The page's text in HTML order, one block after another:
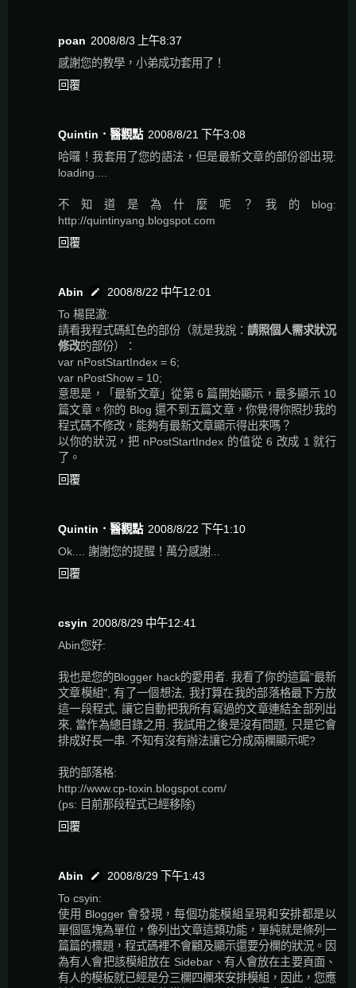
poan 2008/8/3 上午8:37
感謝您的教學，小弟成功套用了！
回覆
Quintin．醫觀點 2008/8/21 下午3:08
哈囉！我套用了您的語法，但是最新文章的部份卻出現:
loading....
不知道是為什麼呢？我的blog:
http://quintinyang.blogspot.com
回覆
Abin
2008/8/22 中午12:01
To 楊昆澈:
請看我程式碼紅色的部份（就是我說： 請照個人需求狀況
修改的部份）：
var nPostStartIndex = 6;
var nPostShow = 10;
意思是，「最新文章」從第 6 篇開始顯示，最多顯示 10
篇文章。你的 Blog 還不到五篇文章，你覺得你照抄我的
程式碼不修改，能夠有最新文章顯示得出來嗎？
以你的狀況，把 nPostStartIndex 的值從 6 改成 1 就行
了。
回覆
Quintin．醫觀點 2008/8/22 下午1:10
Ok.... 謝謝您的提醒！萬分感謝...
回覆
csyin 2008/8/29 中午12:41
Abin您好:
我也是您的Blogger hack的愛用者. 我看了你的這篇"最新
文章模組", 有了一個想法, 我打算在我的部落格最下方放
這一段程式, 讓它自動把我所有寫過的文章連結全部列出
來, 當作為總目錄之用. 我試用之後是沒有問題, 只是它會
排成好長一串. 不知有沒有辦法讓它分成兩欄顯示呢?
我的部落格:
http://www.cp-toxin.blogspot.com/
(ps: 目前那段程式已經移除)
回覆
Abin
2008/8/29 下午1:43
To csyin:
使用 Blogger 會發現，每個功能模組呈現和安排都是以
單個區塊為單位，像列出文章這類功能，單純就是條列一
篇篇的標題，程式碼裡不會顧及顯示還要分欄的狀況。因
為有人會把該模組放在 Sidebar、有人會放在主要頁面、
有人的模板就已經是分三欄四欄來安排模組，因此，您應